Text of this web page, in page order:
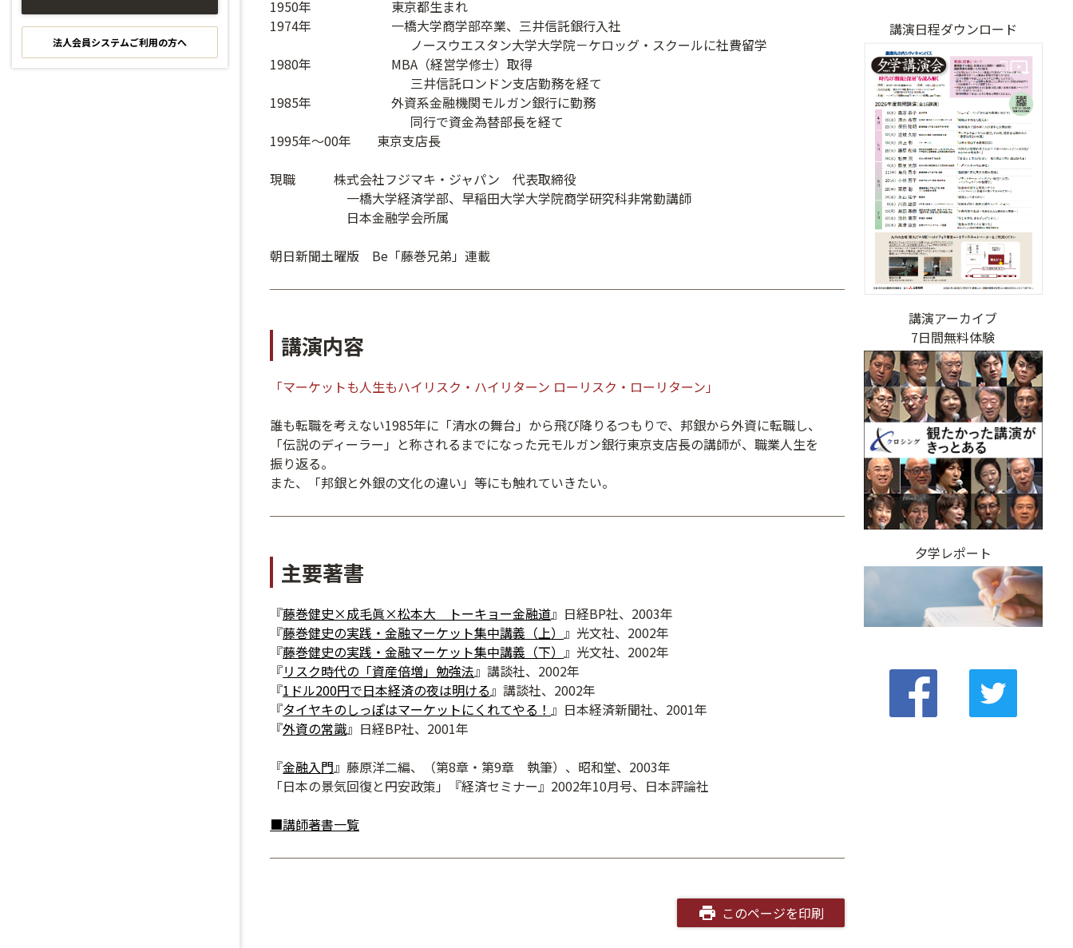
法人会員システムご利用の方へ
1950年 東京都生まれ
1974年 一橋大学商学部卒業、三井信託銀行入社
ノースウエスタン大学大学院－ケロッグ・スクールに社費留学
1980年 MBA（経営学修士）取得
三井信託ロンドン支店勤務を経て
1985年 外資系金融機関モルガン銀行に勤務
同行で資金為替部長を経て
1995年～00年 東京支店長
現職 株式会社フジマキ・ジャパン 代表取締役
一橋大学経済学部、早稲田大学大学院商学研究科非常勤講師
日本金融学会所属
朝日新聞土曜版 Be「藤巻兄弟」連載
講演内容
「マーケットも人生もハイリスク・ハイリターン ローリスク・ローリターン」
誰も転職を考えない1985年に「清水の舞台」から飛び降りるつもりで、邦銀から外資に転職し、
「伝説のディーラー」と称されるまでになった元モルガン銀行東京支店長の講師が、職業人生を
振り返る。
また、「邦銀と外銀の文化の違い」等にも触れていきたい。
主要著書
『藤巻健史×成毛眞×松本大 トーキョー金融道』日経BP社、2003年
『藤巻健史の実践・金融マーケット集中講義（上）』光文社、2002年
『藤巻健史の実践・金融マーケット集中講義（下）』光文社、2002年
『リスク時代の「資産倍増」勉強法』講談社、2002年
『1ドル200円で日本経済の夜は明ける』講談社、2002年
『タイヤキのしっぽはマーケットにくれてやる！』日本経済新聞社、2001年
『外資の常識』日経BP社、2001年
『金融入門』藤原洋二編、（第8章・第9章 執筆）、昭和堂、2003年
「日本の景気回復と円安政策」『経済セミナー』2002年10月号、日本評論社
■講師著書一覧
このページを印刷
講演日程ダウンロード
講演アーカイブ
7日間無料体験
夕学レポート